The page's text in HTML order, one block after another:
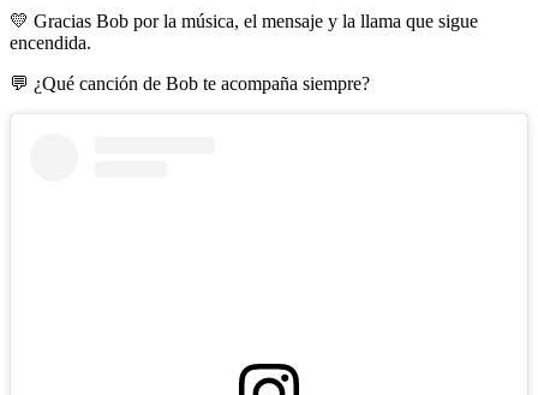
💛 Gracias Bob por la música, el mensaje y la llama que sigue
encendida.
💬 ¿Qué canción de Bob te acompaña siempre?